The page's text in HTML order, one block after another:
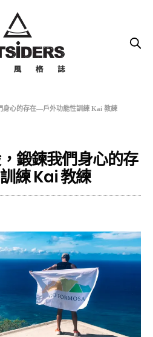
身心的存在—戶外功能性訓練 Kai 教練
鍛鍊我們身心的存
練 Kai 教練